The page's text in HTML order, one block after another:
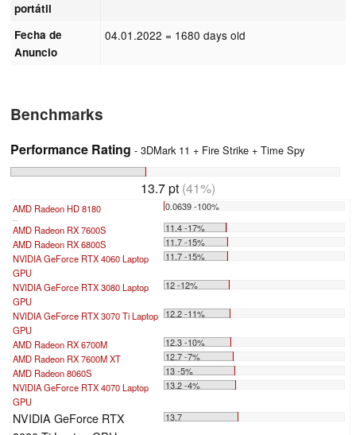
portátil
Fecha de
Anuncio
04.01.2022 = 1680 days old
Benchmarks
Performance Rating - 3DMark 11 + Fire Strike + Time Spy
13.7 pt (41%)
AMD Radeon HD 8180 0.0639 -100%
AMD Radeon RX 7600S
11.4 -17%
AMD Radeon RX 6800S
11.7 -15%
NVIDIA GeForce RTX 4060 Laptop
GPU
11.7 -15%
NVIDIA GeForce RTX 3080 Laptop
GPU
12 -12%
NVIDIA GeForce RTX 3070 Ti Laptop
GPU
12.2 -11%
AMD Radeon RX 6700M
12.3 -10%
AMD Radeon RX 7600M XT
12.7 -7%
AMD Radeon 8060S
13 -5%
NVIDIA GeForce RTX 4070 Laptop
GPU
13.2 -4%
NVIDIA GeForce RTX
13.7